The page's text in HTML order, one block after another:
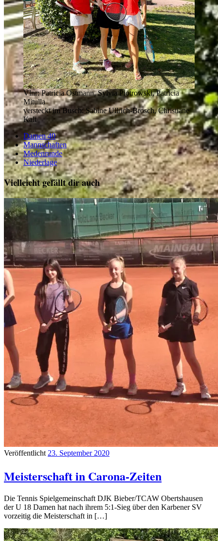
Vlnr: Patricia Ostmann, Sylvia Piotrowski, Patricia
Mitulla
versteckt im Busch: Sabine Ullrich-Brosch, Christiane
Kalt
Damen 40
Mannschaften
Medenrunde
Niederlage
Vielleicht gefällt dir auch
Veröffentlicht 23. September 2020
Meisterschaft in Carona-Zeiten
Die Tennis Spielgemeinschaft DJK Bieber/TCAW Obertshausen
der U 18 Damen hat nach ihrem 5:1-Sieg über den Karbener SV
vorzeitig die Meisterschaft in […]